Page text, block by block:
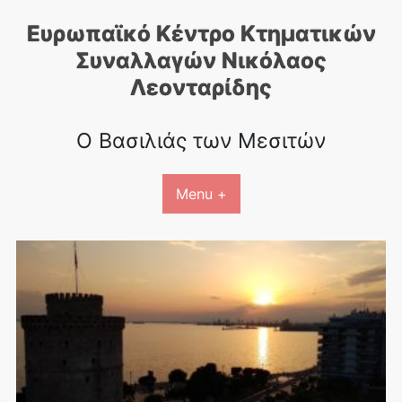
Ευρωπαϊκό Κέντρο Κτηματικών
Συναλλαγών Nικόλαος
Λεονταρίδης
Ο Βασιλιάς των Μεσιτών
Menu +